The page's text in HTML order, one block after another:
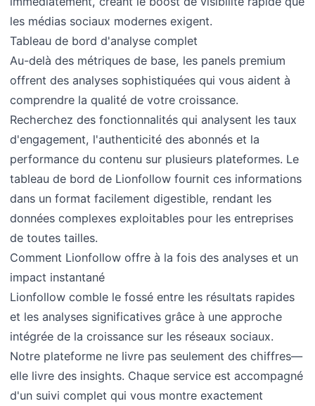
les médias sociaux modernes exigent.
Tableau de bord d'analyse complet
Au-delà des métriques de base, les panels premium
offrent des analyses sophistiquées qui vous aident à
comprendre la qualité de votre croissance.
Recherchez des fonctionnalités qui analysent les taux
d'engagement, l'authenticité des abonnés et la
performance du contenu sur plusieurs plateformes. Le
tableau de bord de Lionfollow fournit ces informations
dans un format facilement digestible, rendant les
données complexes exploitables pour les entreprises
de toutes tailles.
Comment Lionfollow offre à la fois des analyses et un
impact instantané
Lionfollow comble le fossé entre les résultats rapides
et les analyses significatives grâce à une approche
intégrée de la croissance sur les réseaux sociaux.
Notre plateforme ne livre pas seulement des chiffres—
elle livre des insights. Chaque service est accompagné
d'un suivi complet qui vous montre exactement